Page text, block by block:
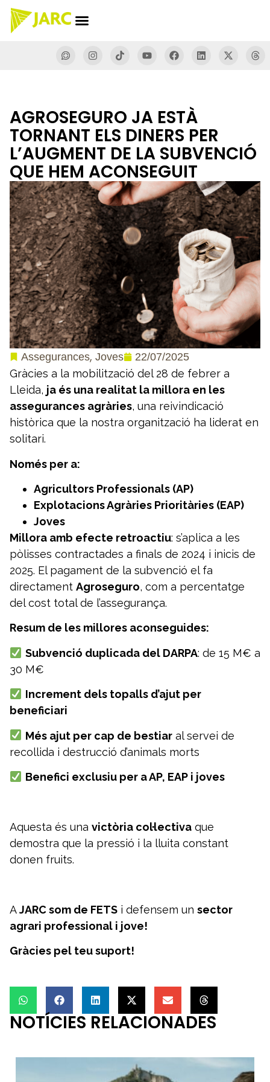
AGROSEGURO JA ESTÀ
TORNANT ELS DINERS PER
L’AUGMENT DE LA SUBVENCIÓ
QUE HEM ACONSEGUIT
Assegurances, Joves 22/07/2025
Gràcies a la mobilització del 28 de febrer a
Lleida, ja és una realitat la millora en les
assegurances agràries, una reivindicació
històrica que la nostra organització ha liderat en
solitari.
Només per a:
Agricultors Professionals (AP)
Explotacions Agràries Prioritàries (EAP)
Joves
Millora amb efecte retroactiu: s’aplica a les
pòlisses contractades a finals de 2024 i inicis de
2025. El pagament de la subvenció el fa
directament Agroseguro, com a percentatge
del cost total de l’assegurança.
Resum de les millores aconseguides:
Subvenció duplicada del DARPA: de 15 M€ a
30 M€
Increment dels topalls d’ajut per
beneficiari
Més ajut per cap de bestiaral servei de
recollida i destrucció d’animals morts
Benefici exclusiu per a AP, EAP i joves
Aquesta és una victòria col·lectiva que
demostra que la pressió i la lluita constant
donen fruits.
AJARC som de FETS i defensem un sector
agrari professional i jove!
Gràcies pel teu suport!
NOTÍCIES RELACIONADES